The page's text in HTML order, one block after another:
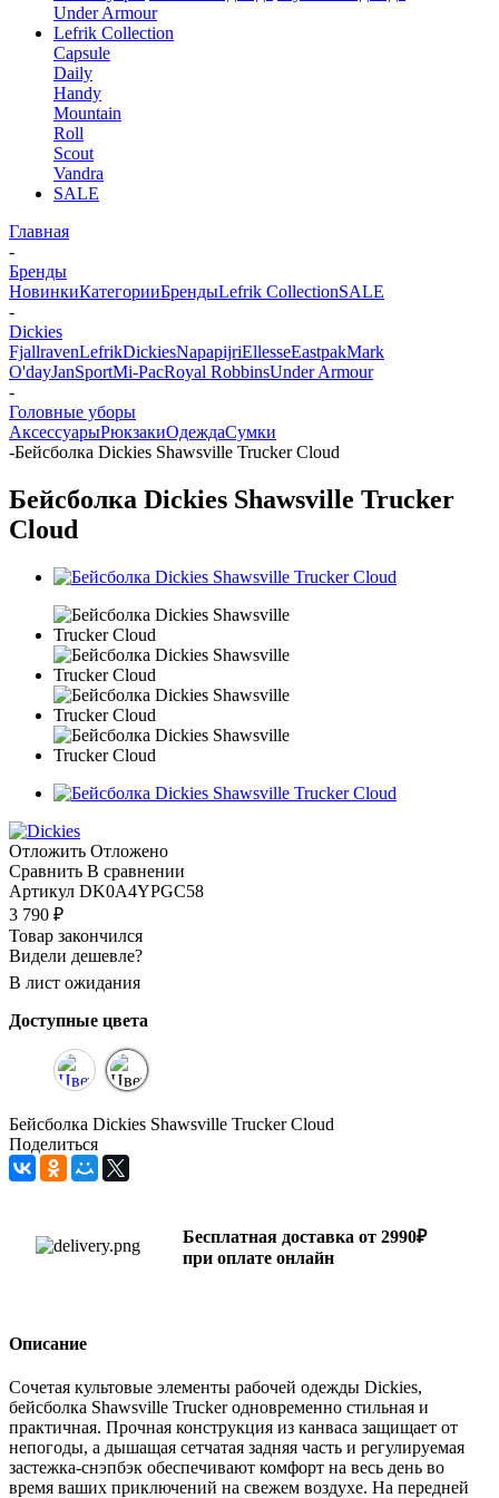
Under Armour
Lefrik Collection
Capsule
Daily
Handy
Mountain
Roll
Scout
Vandra
SALE
Главная
-
Бренды
НовинкиКатегорииБрендыLefrik CollectionSALE
-
Dickies
FjallravenLefrikDickiesNapapijriEllesseEastpakMark
O'dayJanSportMi-PacRoyal RobbinsUnder Armour
-
Головные уборы
АксессуарыРюкзакиОдеждаСумки
-Бейсболка Dickies Shawsville Trucker Cloud
Бейсболка Dickies Shawsville Trucker
Cloud
Отложить Отложено
Сравнить В сравнении
Артикул DK0A4YPGC58
3 790 ₽
Товар закончился
Видели дешевле?
В лист ожидания
Доступные цвета
Бейсболка Dickies Shawsville Trucker Cloud
Поделиться
Бесплатная доставка от 2990₽
при оплате онлайн
Описание
Сочетая культовые элементы рабочей одежды Dickies,
бейсболка Shawsville Trucker одновременно стильная и
практичная. Прочная конструкция из канваса защищает от
непогоды, а дышащая сетчатая задняя часть и регулируемая
застежка-снэпбэк обеспечивают комфорт на весь день во
время ваших приключений на свежем воздухе. На передней